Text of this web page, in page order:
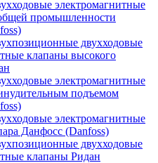
электромагнитные
промышленности
двухходовые
клапаны высокого
электромагнитные
подъемом
электромагнитные
Данфосс (Danfoss)
двухходовые
клапаны Ридан